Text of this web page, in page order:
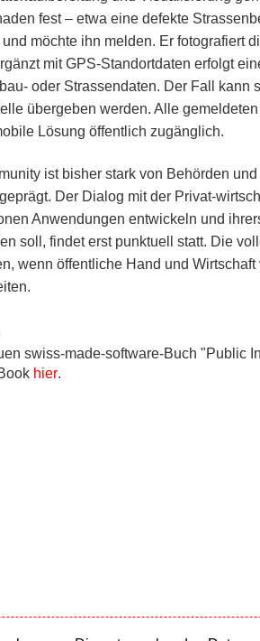
fest – etwa eine defekte
möchte ihn melden. Er fotografiert
mit GPS-Standortdaten erfolgt
oder Strassendaten. Der Fall kann
übergeben werden. Alle
Lösung öffentlich zugänglich.
ist bisher stark von Behörden
Der Dialog mit der Privat-
Anwendungen entwickeln und
soll, findet erst punktuell statt. Die
wenn öffentliche Hand und Wirtschaft
swiss-made-software-Buch "Public
hier.